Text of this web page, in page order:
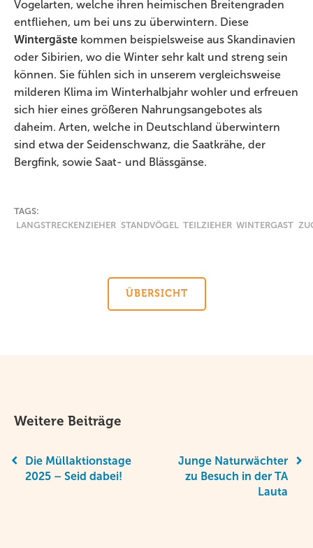
Vogelarten, welche ihren heimischen Breitengraden
entfliehen, um bei uns zu überwintern. Diese
Wintergäste kommen beispielsweise aus Skandinavien
oder Sibirien, wo die Winter sehr kalt und streng sein
können. Sie fühlen sich in unserem vergleichsweise
milderen Klima im Winterhalbjahr wohler und erfreuen
sich hier eines größeren Nahrungsangebotes als
daheim. Arten, welche in Deutschland überwintern
sind etwa der Seidenschwanz, die Saatkrähe, der
Bergfink, sowie Saat- und Blässgänse.
TAGS:
LANGSTRECKENZIEHER STANDVÖGEL TEILZIEHER WINTERGAST
ÜBERSICHT
Weitere Beiträge
Die Müllaktionstage
2025 – Seid dabei!
Junge Naturwächter
zu Besuch in der TA
Lauta